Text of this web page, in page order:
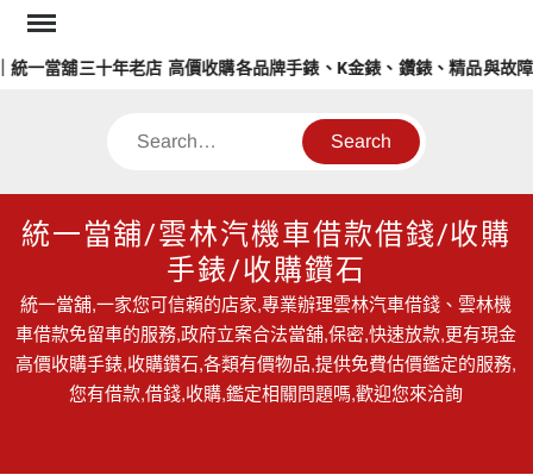
Skip
content
當舖三十年老店 高價收購各品牌手錶、K金錶、鑽錶、精品與故障錶
Search
統一當舖/雲林汽機車借款借錢/收購
手錶/收購鑽石
統一當舖,一家您可信賴的店家,專業辦理雲林汽車借錢、雲林機
車借款免留車的服務,政府立案合法當舖,保密,快速放款,更有現金
高價收購手錶,收購鑽石,各類有價物品,提供免費估價鑑定的服務,
您有借款,借錢,收購,鑑定相關問題嗎,歡迎您來洽詢